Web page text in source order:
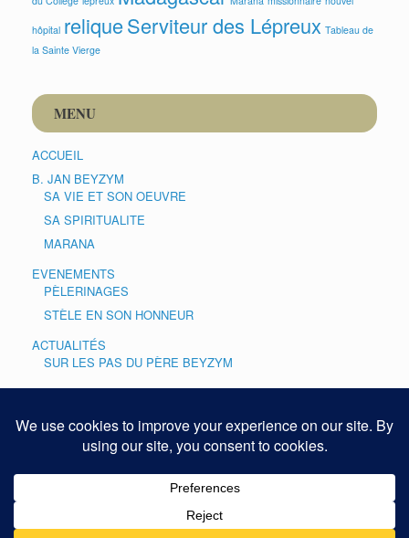
hôpital reliqueServiteur des Lépreux Tableau de
la Sainte Vierge
MENU
ACCUEIL
B. JAN BEYZYM
SA VIE ET SON OEUVRE
SA SPIRITUALITE
MARANA
EVENEMENTS
PÈLERINAGES
STÈLE EN SON HONNEUR
ACTUALITÉS
SUR LES PAS DU PÈRE BEYZYM
CULTE
GALERIES